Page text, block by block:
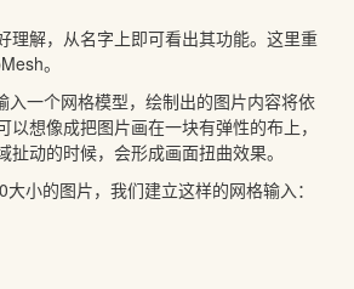
理解，从名字上即可看出其功能。这里重
。
入一个网格模型，绘制出的图片内容将依
以想像成把图片画在一块有弹性的布上，
扯动的时候，会形成画面扭曲效果。
小的图片，我们建立这样的网格输入：